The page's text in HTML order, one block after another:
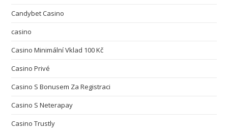
Candybet Casino
casino
Casino Minimální Vklad 100 Kč
Casino Privé
Casino S Bonusem Za Registraci
Casino S Neterapay
Casino Trustly